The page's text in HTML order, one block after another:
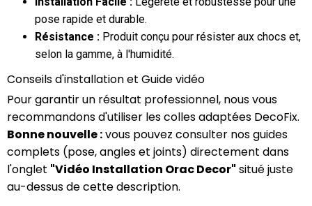
pose rapide et durable.
Résistance : Produit conçu pour résister aux chocs et,
selon la gamme, à l'humidité.
Conseils d'installation et Guide vidéo
Pour garantir un résultat professionnel, nous vous
recommandons d'utiliser les colles adaptées DecoFix.
Bonne nouvelle :vous pouvez consulter nos guides
complets (pose, angles et joints) directement dans
l'onglet "Vidéo Installation Orac Decor" situé juste
au-dessus de cette description.